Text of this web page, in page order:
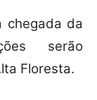
chegada da
serão
Floresta.